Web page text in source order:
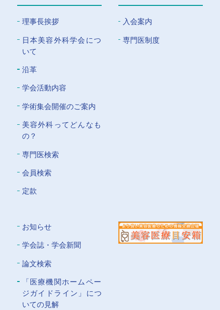
理事長挨拶
⽇本美容外科学会につ
いて
沿革
学会活動内容
学術集会開催のご案内
美容外科ってどんなも
の？
専門医検索
会員検索
定款
入会案内
専門医制度
お知らせ
学会誌・学会新聞
論文検索
「医療機関ホームペー
ジガイドライン」につ
いての⾒解